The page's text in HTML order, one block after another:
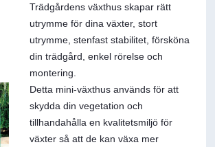
Trädgårdens växthus skapar rätt
utrymme för dina växter, stort
utrymme, stenfast stabilitet, försköna
din trädgård, enkel rörelse och
montering.
Detta mini-växthus används för att
skydda din vegetation och
tillhandahålla en kvalitetsmiljö för
växter så att de kan växa mer